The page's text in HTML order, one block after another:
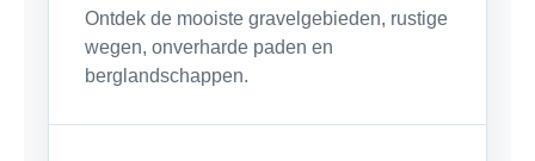
Ontdek de mooiste gravelgebieden, rustige
wegen, onverharde paden en
berglandschappen.